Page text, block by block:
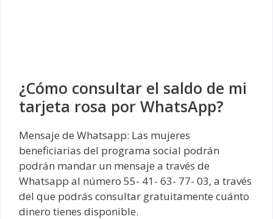
¿Cómo consultar el saldo de mi
tarjeta rosa por WhatsApp?
Mensaje de Whatsapp: Las mujeres
beneficiarias del programa social podrán
podrán mandar un mensaje a través de
Whatsapp al número 55- 41- 63- 77- 03, a través
del que podrás consultar gratuitamente cuánto
dinero tienes disponible.